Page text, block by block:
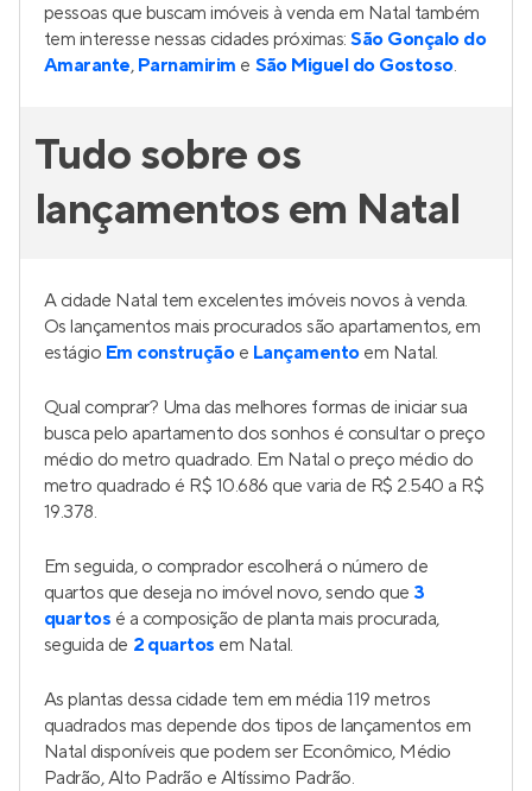
pessoas que buscam imóveis à venda em Natal também
tem interesse nessas cidades próximas:São Gonçalo do
Amarante, Parnamirim e São Miguel do Gostoso.
Tudo sobre os
lançamentos em Natal
A cidade Natal tem excelentes imóveis novos à venda.
Os lançamentos mais procurados são apartamentos, em
estágio Em construçãoe Lançamento em Natal.
Qual comprar? Uma das melhores formas de iniciar sua
busca pelo apartamento dos sonhos é consultar o preço
médio do metro quadrado. Em Natal o preço médio do
metro quadrado é R$ 10.686 que varia de R$ 2.540 a R$
19.378.
Em seguida, o comprador escolherá o número de
quartos que deseja no imóvel novo, sendo que 3
quartos é a composição de planta mais procurada,
seguida de 2 quartos em Natal.
As plantas dessa cidade tem em média 119 metros
quadrados mas depende dos tipos de lançamentos em
Natal disponíveis que podem ser Econômico, Médio
Padrão, Alto Padrão e Altíssimo Padrão.